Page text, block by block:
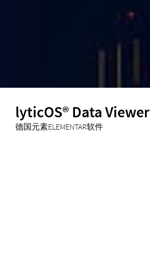
lyticOS® Data Viewer
德国元素ELEMENTAR软件